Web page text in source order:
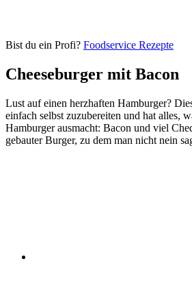
Bist du ein Profi? Foodservice Rezepte
Cheeseburger mit Bacon
Lust auf einen herzhaften Hamburger?
einfach selbst zuzubereiten und hat alles,
Hamburger ausmacht: Bacon und viel
gebauter Burger, zu dem man nicht nein